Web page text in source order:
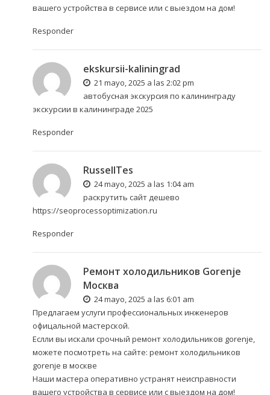
вашего устройства в сервисе или с выездом на дом!
Responder
ekskursii-kaliningrad
21 mayo, 2025 a las 2:02 pm
автобусная экскурсия по калининграду
экскурсии в калининграде 2025
Responder
RussellTes
24 mayo, 2025 a las 1:04 am
раскрутить сайт дешево
https://seoprocessoptimization.ru
Responder
Ремонт холодильников Gorenje
Москва
24 mayo, 2025 a las 6:01 am
Предлагаем услуги профессиональных инженеров
офицальной мастерской.
Еслли вы искали срочный ремонт холодильников gorenje,
можете посмотреть на сайте: ремонт холодильников
gorenje в москве
Наши мастера оперативно устранят неисправности
вашего устройства в сервисе или с выездом на дом!